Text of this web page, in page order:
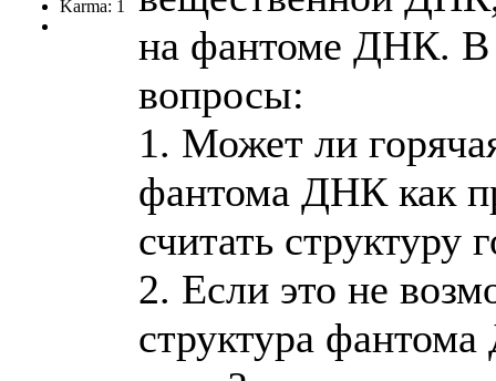
Karma: 1
на фантоме ДНК. В
вопросы:
1. Может ли
фантома ДНК как
считать структуру
2. Если это не
структура